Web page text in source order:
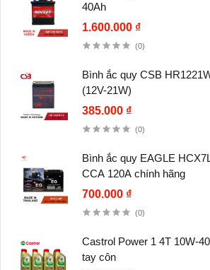
40Ah
1.600.000 ₫
(0)
Bình ắc quy CSB
(12V-21W)
385.000 ₫
(0)
Bình ắc quy EAGLE
CCA 120A chính hãng
700.000 ₫
(0)
Castrol Power 1 4T 10W-
tay côn